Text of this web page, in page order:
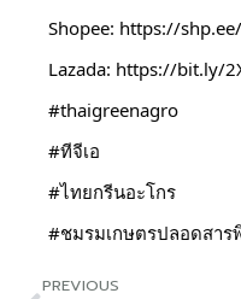
Shopee: https://
Lazada: https://bit.ly/
#thaigreenagro
#ทีจีเอ
#ไทยกรีนอะโกร
#ชมรมเกษตรปลอดสาร
PREVIOUS